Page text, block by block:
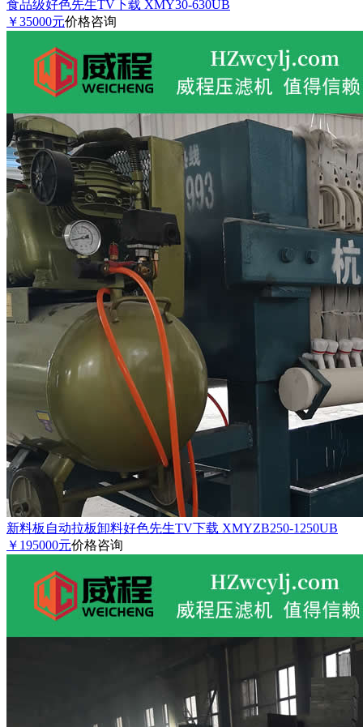
食品级好色先生TV下载 XMY30-630UB
￥35000元价格咨询
新料板自动拉板卸料好色先生TV下载 XMYZB250-1250UB
￥195000元价格咨询